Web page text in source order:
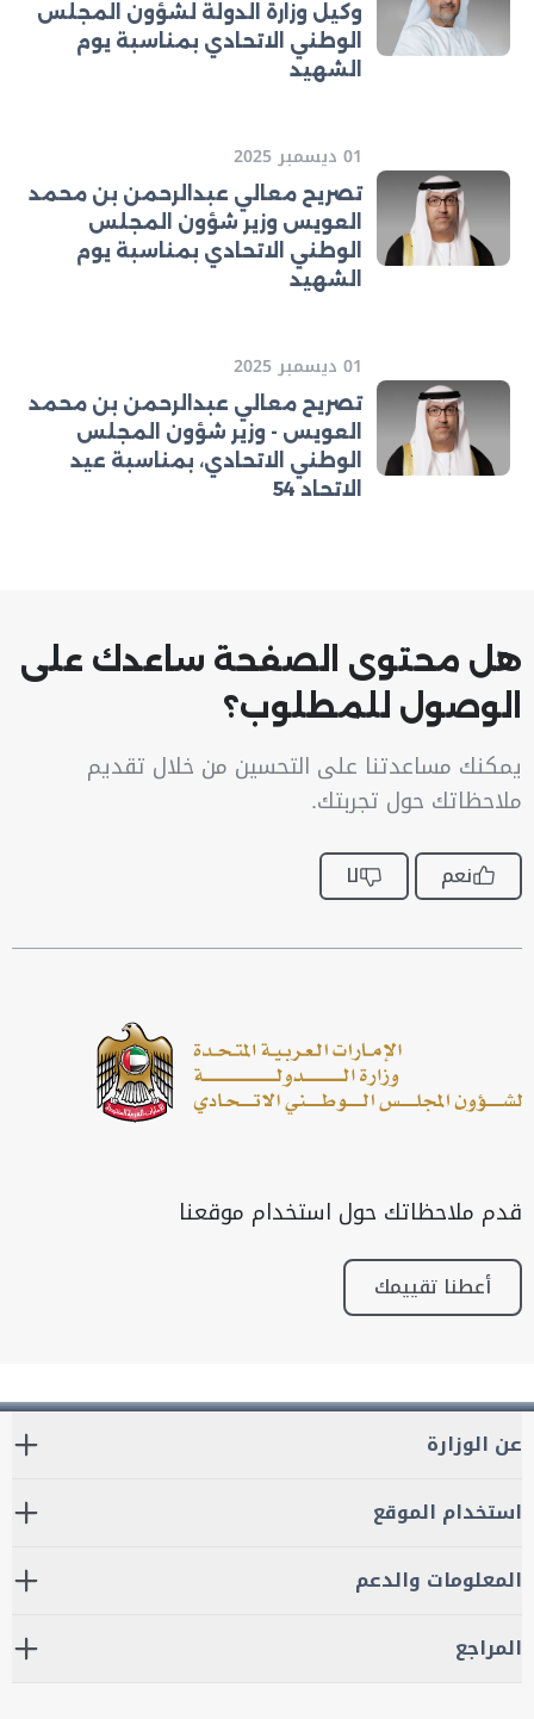
وكيل وزارة الدولة لشؤون المجلس
الوطني الاتحادي بمناسبة يوم
الشهيد
01 ديسمبر 2025
تصريح معالي عبدالرحمن بن محمد
العويس وزير شؤون المجلس
الوطني الاتحادي بمناسبة يوم
الشهيد
01 ديسمبر 2025
تصريح معالي عبدالرحمن بن محمد
العويس - وزير شؤون المجلس
الوطني الاتحادي، بمناسبة عيد
الاتحاد 54
هل محتوى الصفحة ساعدك على
الوصول للمطلوب؟
يمكنك مساعدتنا على التحسين من خلال تقديم
ملاحظاتك حول تجربتك.
نعم لا
قدم ملاحظاتك حول استخدام موقعنا
أعطنا تقييمك
عن الوزارة
استخدام الموقع
المعلومات والدعم
المراجع